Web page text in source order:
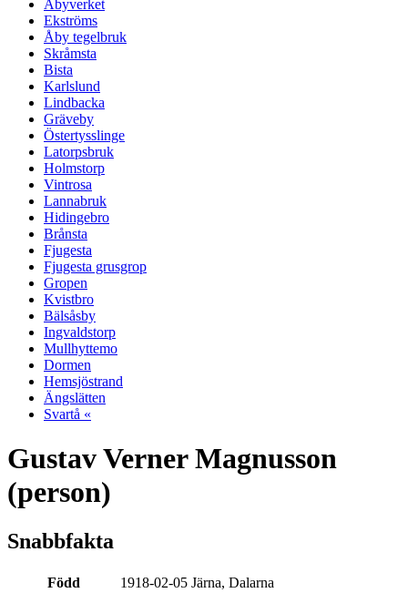
Åbyverket
Ekströms
Åby tegelbruk
Skråmsta
Bista
Karlslund
Lindbacka
Gräveby
Östertysslinge
Latorpsbruk
Holmstorp
Vintrosa
Lannabruk
Hidingebro
Brånsta
Fjugesta
Fjugesta grusgrop
Gropen
Kvistbro
Bälsåsby
Ingvaldstorp
Mullhyttemo
Dormen
Hemsjöstrand
Ängslätten
Svartå «
Gustav Verner Magnusson
(person)
Snabbfakta
Född
1918-02-05 Järna, Dalarna